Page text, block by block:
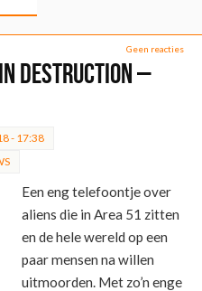
Geen reacties
Destruction –
- 17:38
Een eng telefoontje over
aliens die in Area 51 zitten
en de hele wereld op een
paar mensen na willen
uitmoorden. Met zo’n enge